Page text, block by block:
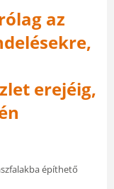
az
erejéig,
építhető